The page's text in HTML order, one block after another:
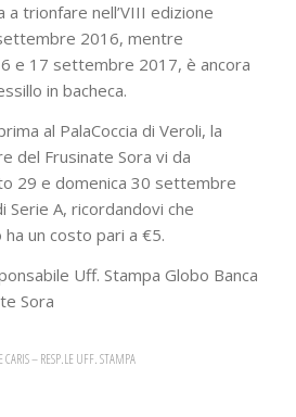
a trionfare nell’VIII edizione
2016, mentre
e 17 settembre 2017, è ancora
in bacheca.
al PalaCoccia di Veroli, la
del Frusinate Sora vi da
29 e domenica 30 settembre
Serie A, ricordandovi che
un costo pari a €5.
Uff. Stampa Globo Banca
Sora
CARIS – RESP.LE UFF. STAMPA